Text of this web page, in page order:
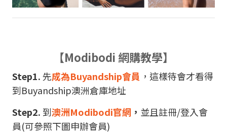
【Modibodi 網購教學】
Step1.先成為Buyandship會員 ，這樣待會才看得
到Buyandship澳洲倉庫地址
Step2. 到澳洲Modibodi官網 ， 並且註冊/登入會
員(可參照下圖申辦會員)